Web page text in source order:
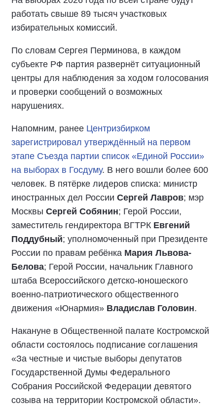
работать свыше 89 тысяч участковых
избирательных комиссий.
По словам Сергея Перминова, в каждом
субъекте РФ партия развернёт ситуационный
центры для наблюдения за ходом голосования
и проверки сообщений о возможных
нарушениях.
Напомним, ранее Центризбирком
зарегистрировал утверждённый на первом
этапе Съезда партии список «Единой России»
на выборах в Госдуму. В него вошли более 600
человек. В пятёрке лидеров списка: министр
иностранных дел России Сергей Лавров; мэр
Москвы Сергей Собянин; Герой России,
заместитель гендиректора ВГТРК Евгений
Поддубный; уполномоченный при Президенте
России по правам ребёнка Мария Львова-
Белова; Герой России, начальник Главного
штаба Всероссийского детско-юношеского
военно-патриотического общественного
движения «Юнармия» Владислав Головин.
Накануне в Общественной палате Костромской
области состоялось подписание соглашения
«За честные и чистые выборы депутатов
Государственной Думы Федерального
Собрания Российской Федерации девятого
созыва на территории Костромской области».